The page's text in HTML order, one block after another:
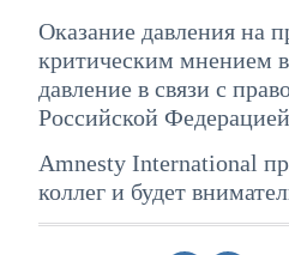
Оказание давления на
критическим мнением
давление в связи с
Российской
Amnesty International
коллег и будет